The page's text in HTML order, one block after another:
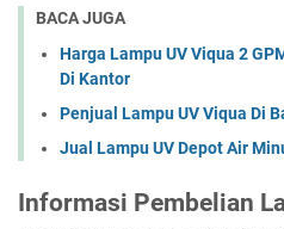
BACA JUGA
Harga Lampu UV Viqua 2
Di Kantor
Penjual Lampu UV Viqua Di
Jual Lampu UV Depot Air
Informasi Pembelian